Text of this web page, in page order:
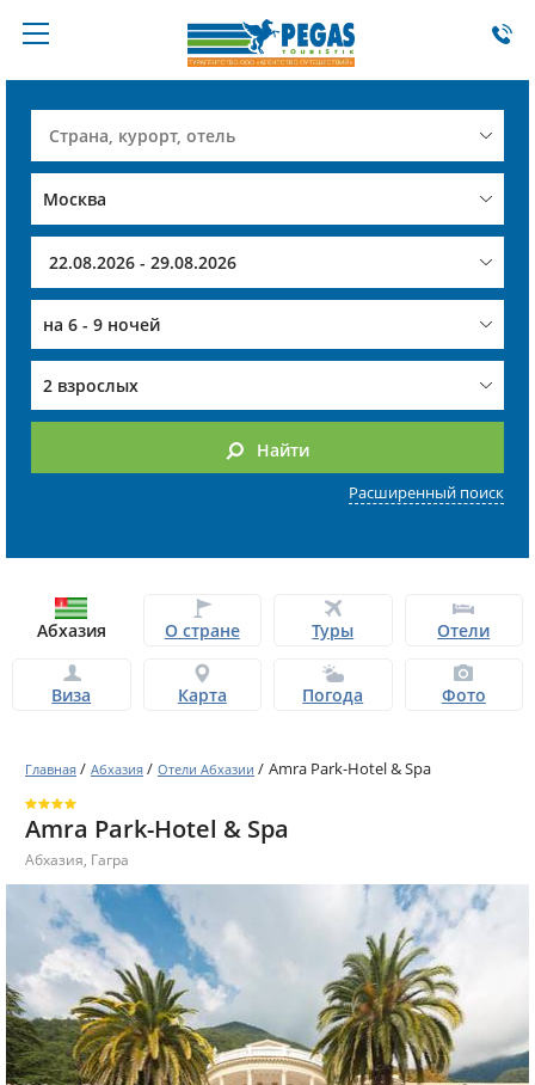
на 6 - 9 ночей
2 взрослых
Найти
Расширенный поиск
Абхазия О стране Туры Отели
Виза Карта Погода Фото
Главная / Абхазия / Отели Абхазии / Amra Park-Hotel & Spa
Amra Park-Hotel & Spa
Абхазия, Гагра